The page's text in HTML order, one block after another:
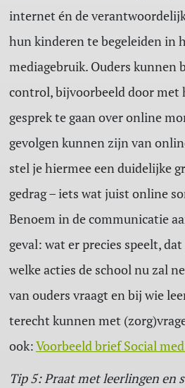
internet én de
hun kinderen te begeleiden in
mediagebruik. Ouders kunnen
control, bijvoorbeeld door met
gesprek te gaan over online
gevolgen kunnen zijn van
stel je hiermee een duidelijke
gedrag – iets wat juist online
Benoem in de communicatie
geval: wat er precies speelt,
welke acties de school nu zal
van ouders vraagt en bij wie
terecht kunnen met
ook:Voorbeeld brief Social
Tip 5: Praat met leerlingen en